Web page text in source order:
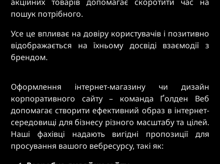
пошук потрібного.
Усе це впливає на довіру користувачів і позитивно
відображається на їхньому досвіді взаємодії з
брендом.
Оформлення інтернет-магазину чи дизайн
корпоративного сайту – команда Ґолден Веб
допомагає створити ефективний образ в інтернет-
середовищі для бізнесу різного масштабу та цілей.
Наші фахівці надають вигідні пропозиції для
просування вашого вебресурсу, такі як: